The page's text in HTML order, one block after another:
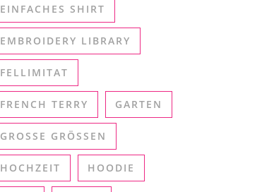
EINFACHES SHIRT
EMBROIDERY LIBRARY
FELLIMITAT
FRENCH TERRY GARTEN
GROSSE GRÖSSEN
HOCHZEIT HOODIE